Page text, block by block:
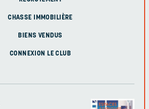
CHASSE IMMOBILIÈRE
BIENS VENDUS
CONNEXION LE CLUB